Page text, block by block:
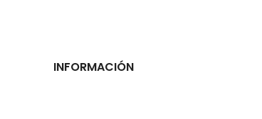
INFORMACIÓN